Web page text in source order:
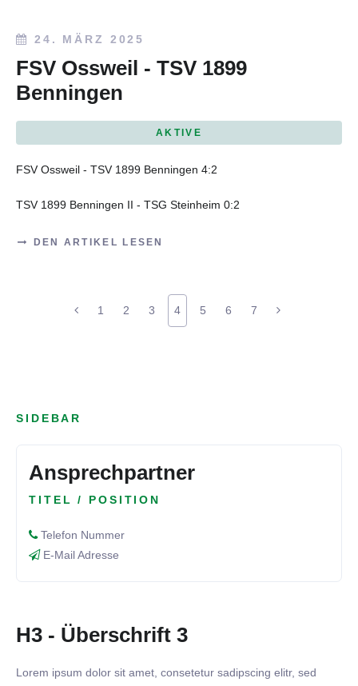
24. MÄRZ 2025
FSV Ossweil - TSV 1899
Benningen
AKTIVE
FSV Ossweil - TSV 1899 Benningen 4:2
TSV 1899 Benningen II - TSG Steinheim 0:2
DEN ARTIKEL LESEN
1 2 3 4 5 6 7
SIDEBAR
Ansprechpartner
TITEL / POSITION
Telefon Nummer
E-Mail Adresse
H3 - Überschrift 3
Lorem ipsum dolor sit amet, consetetur sadipscing elitr, sed